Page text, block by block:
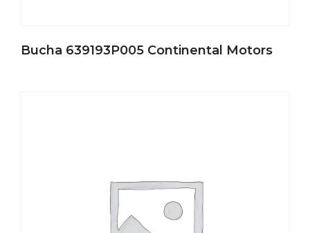
Bucha 639193P005 Continental Motors